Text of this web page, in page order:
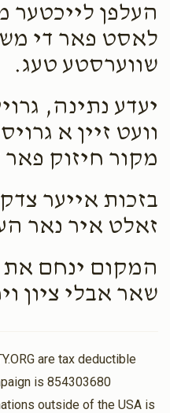
העלפן לייכטער
לאסט פאר די
שווערסטע טעג.
יעדע נתינה,
וועט זיין א
מקור חיזוק
בזכות אייער
זאלט איר נאר
המקום ינחם
שאר אבלי ציון
are tax deductible
is 854303680
outside of the USA is